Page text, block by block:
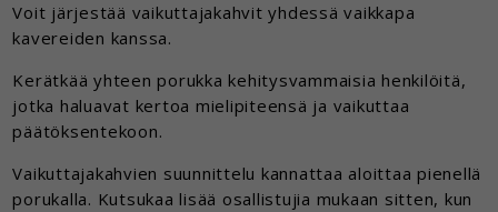
Voit järjestää vaikuttajakahvit yhdessä vaikkapa
kavereiden kanssa.
Kerätkää yhteen porukka kehitysvammaisia henkilöitä,
jotka haluavat kertoa mielipiteensä ja vaikuttaa
päätöksentekoon.
Vaikuttajakahvien suunnittelu kannattaa aloittaa pienellä
porukalla. Kutsukaa lisää osallistujia mukaan sitten, kun